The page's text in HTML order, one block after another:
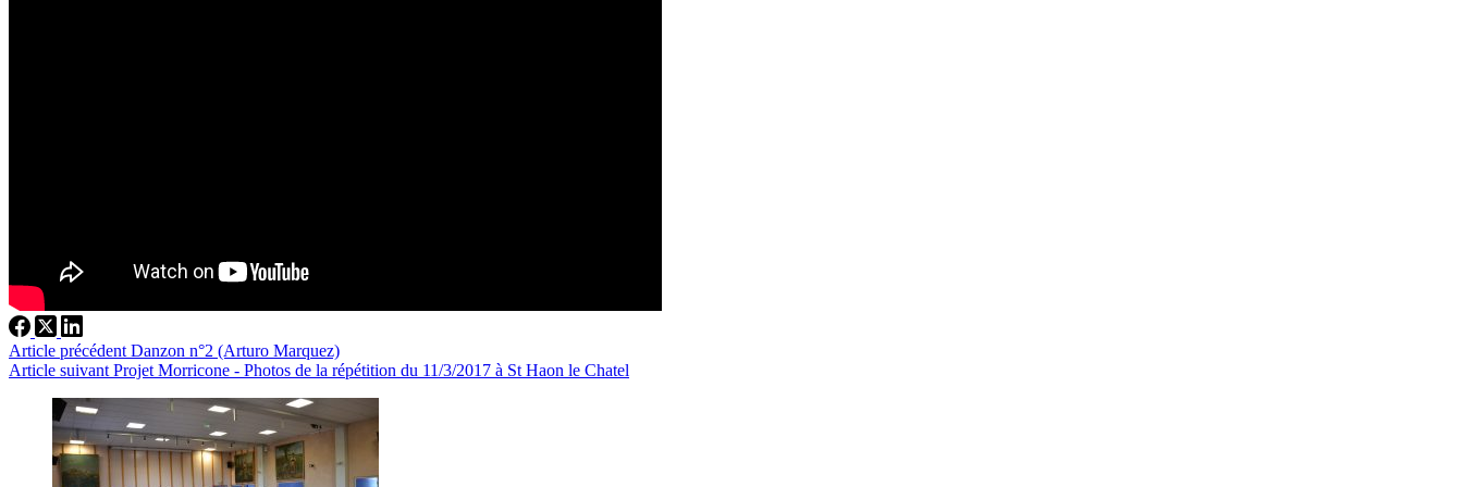
Article précédent Danzon n°2 (Arturo Marquez)
Article suivant Projet Morricone - Photos de la répétition du 11/3/2017 à St Haon le Chatel